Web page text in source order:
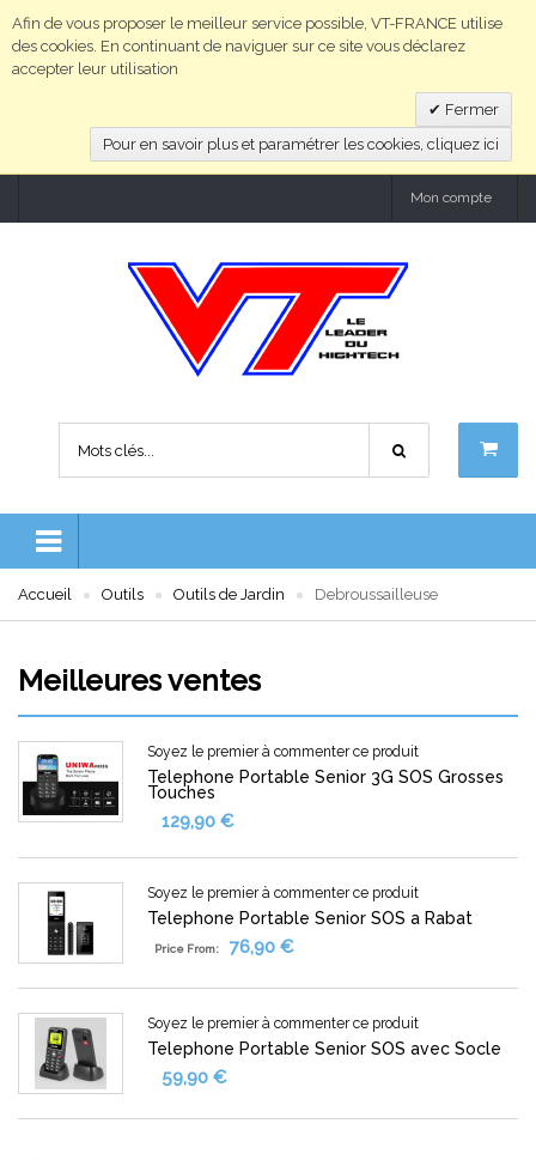
Afin de vous proposer le meilleur service possible, VT-FRANCE utilise
des cookies. En continuant de naviguer sur ce site vous déclarez
accepter leur utilisation
Fermer
Pour en savoir plus et paramétrer les cookies, cliquez ici
Mon compte
Accueil Outils Outils de Jardin Debroussailleuse
Meilleures ventes
Soyez le premier à commenter ce produit
Telephone Portable Senior 3G SOS Grosses
Touches
129,90 €
Soyez le premier à commenter ce produit
Telephone Portable Senior SOS a Rabat
Price From: 76,90 €
Soyez le premier à commenter ce produit
Telephone Portable Senior SOS avec Socle
59,90 €